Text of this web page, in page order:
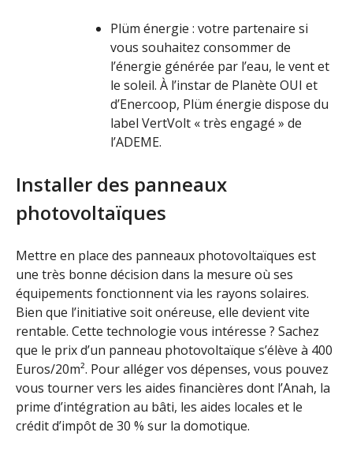
Plüm énergie : votre partenaire si
vous souhaitez consommer de
l’énergie générée par l’eau, le vent et
le soleil. À l’instar de Planète OUI et
d’Enercoop, Plüm énergie dispose du
label VertVolt « très engagé » de
l’ADEME.
Installer des panneaux
photovoltaïques
Mettre en place des panneaux photovoltaïques est
une très bonne décision dans la mesure où ses
équipements fonctionnent via les rayons solaires.
Bien que l’initiative soit onéreuse, elle devient vite
rentable. Cette technologie vous intéresse ? Sachez
que le prix d’un panneau photovoltaïque s’élève à 400
Euros/20m². Pour alléger vos dépenses, vous pouvez
vous tourner vers les aides financières dont l’Anah, la
prime d’intégration au bâti, les aides locales et le
crédit d’impôt de 30 % sur la domotique.